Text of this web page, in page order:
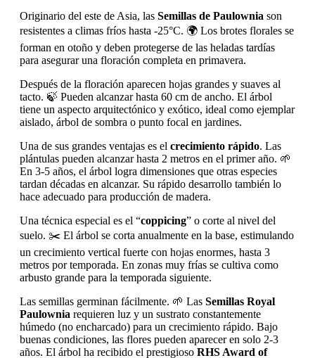
Originario del este de Asia, las Semillas de Paulownia son
resistentes a climas fríos hasta -25°C. 🌍 Los brotes florales se
forman en otoño y deben protegerse de las heladas tardías
para asegurar una floración completa en primavera.
Después de la floración aparecen hojas grandes y suaves al
tacto. 🍃 Pueden alcanzar hasta 60 cm de ancho. El árbol
tiene un aspecto arquitectónico y exótico, ideal como ejemplar
aislado, árbol de sombra o punto focal en jardines.
Una de sus grandes ventajas es el crecimiento rápido. Las
plántulas pueden alcanzar hasta 2 metros en el primer año. 🌱
En 3-5 años, el árbol logra dimensiones que otras especies
tardan décadas en alcanzar. Su rápido desarrollo también lo
hace adecuado para producción de madera.
Una técnica especial es el “coppicing” o corte al nivel del
suelo. ✂️ El árbol se corta anualmente en la base, estimulando
un crecimiento vertical fuerte con hojas enormes, hasta 3
metros por temporada. En zonas muy frías se cultiva como
arbusto grande para la temporada siguiente.
Las semillas germinan fácilmente. 🌱 Las Semillas Royal
Paulownia requieren luz y un sustrato constantemente
húmedo (no encharcado) para un crecimiento rápido. Bajo
buenas condiciones, las flores pueden aparecer en solo 2-3
años. El árbol ha recibido el prestigioso RHS Award of